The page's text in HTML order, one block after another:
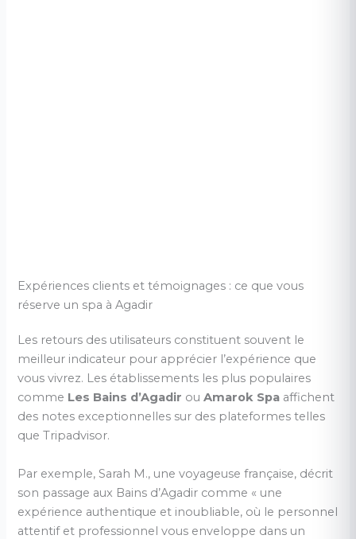
Expériences clients et témoignages : ce que vous
réserve un spa à Agadir
Les retours des utilisateurs constituent souvent le
meilleur indicateur pour apprécier l’expérience que
vous vivrez. Les établissements les plus populaires
comme Les Bains d’Agadir ouAmarok Spa affichent
des notes exceptionnelles sur des plateformes telles
que Tripadvisor.
Par exemple, Sarah M., une voyageuse française, décrit
son passage aux Bains d’Agadir comme « une
expérience authentique et inoubliable, où le personnel
attentif et professionnel vous enveloppe dans un